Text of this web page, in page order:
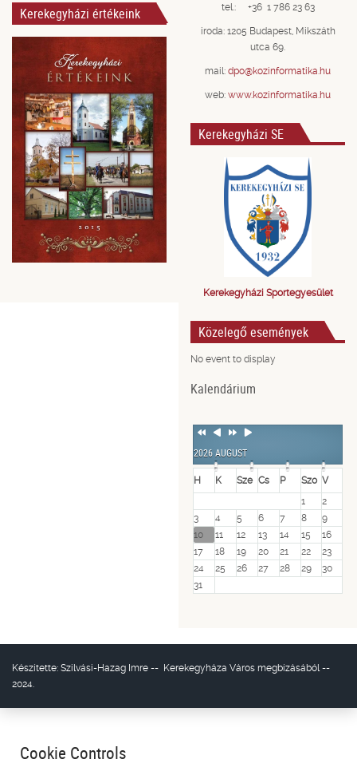
Kerekegyházi értékeink tel.: +36 1 786 23 63
iroda: 1205 Budapest, Mikszáth
utca 69.
mail: dpo@kozinformatika.hu
web: www.kozinformatika.hu
Kerekegyházi SE
Kerekegyházi Sportegyesület
Közelegő események
No event to display
Kalendárium
Previous
Previous
NextNext
2026 AUGUST
H K Sze Cs P Szo V
1
2
3
4 5 6 7 8
9
10
11 12 13 14 15
16
17
18 19 20 21 22
23
24
25 26 27 28 29
30
31
Készítette: Szilvási-Hazag Imre -- Kerekegyháza Város megbízásából --
2024.
Cookie Controls